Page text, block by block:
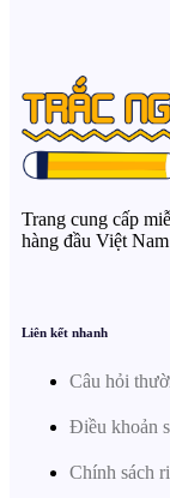
Trang cung cấp
hàng đầu Việt Nam
Liên kết nhanh
Câu hỏi
Điều khoản
Chính sách